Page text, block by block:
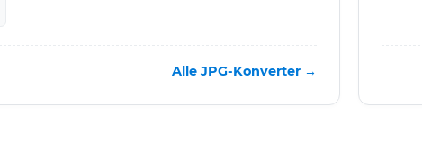
Alle JPG-Konverter →